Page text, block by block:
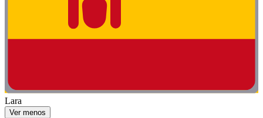
Lara
Ver menos